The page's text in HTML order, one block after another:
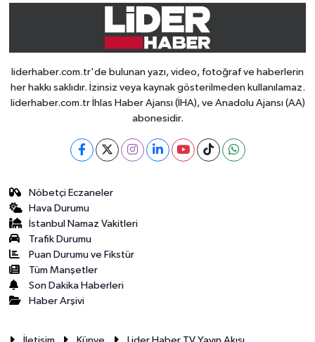
liderhaber.com.tr'de bulunan yazı, video, fotoğraf ve haberlerin
her hakkı saklıdır. İzinsiz veya kaynak gösterilmeden kullanılamaz.
liderhaber.com.tr İhlas Haber Ajansı (İHA), ve Anadolu Ajansı (AA)
abonesidir.
Nöbetçi Eczaneler
Hava Durumu
İstanbul Namaz Vakitleri
Trafik Durumu
Puan Durumu ve Fikstür
Tüm Manşetler
Son Dakika Haberleri
Haber Arşivi